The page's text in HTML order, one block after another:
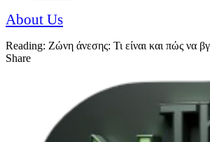
About Us
Reading: Ζώνη άνεσης: Τι είναι και πώς να
Share